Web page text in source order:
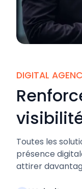
DIGITAL
Toutes les
présence
attirer